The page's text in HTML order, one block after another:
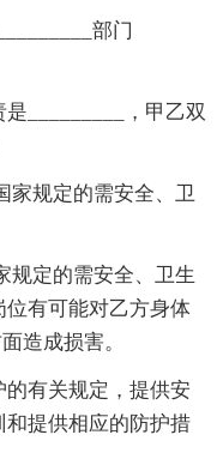
部门
_________，甲乙双
家规定的需安全、卫
规定的需安全、卫生
有可能对乙方身体
造成损害。
有关规定，提供安
提供相应的防护措